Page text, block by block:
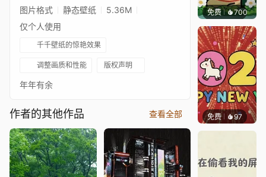
图片格式 静态壁纸
5.36M
仅个人使用
千千壁纸的惊艳效果
调整画质和性能 版权声明
年年有余
作者的其他作品 查看全部
免费 700渔小小
免费 97 豆子